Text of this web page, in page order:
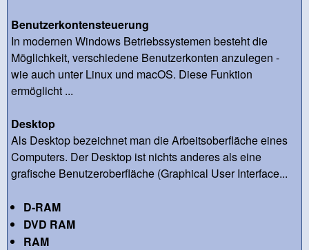
Benutzerkontensteuerung
In modernen Windows Betriebssystemen besteht die
Möglichkeit, verschiedene Benutzerkonten anzulegen -
wie auch unter Linux und macOS. Diese Funktion
ermöglicht ...
Desktop
Als Desktop bezeichnet man die Arbeitsoberfläche eines
Computers. Der Desktop ist nichts anderes als eine
grafische Benutzeroberfläche (Graphical User Interface...
D-RAM
DVD RAM
RAM